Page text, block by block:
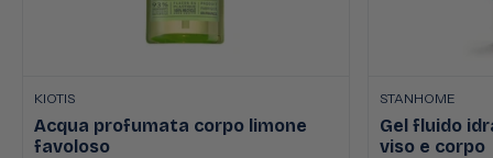
KIOTIS
Acqua profumata corpo limone
favoloso
STANHOME
Gel fluido
viso e corpo